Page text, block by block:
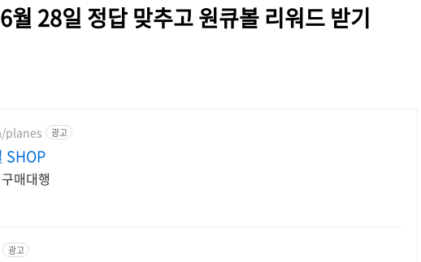
월 28일 정답 맞추고 원큐볼 리워드 받기
planes 광고
SHOP
매대행
광고